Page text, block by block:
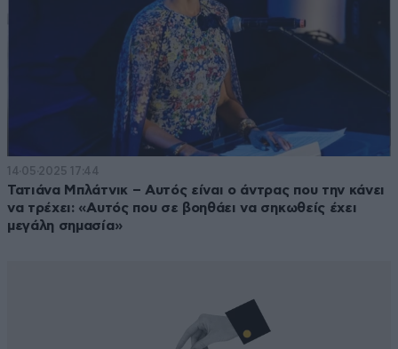
14·05·2025 17:44
Τατιάνα Μπλάτνικ – Αυτός είναι ο άντρας που την κάνει
να τρέχει: «Αυτός που σε βοηθάει να σηκωθείς έχει
μεγάλη σημασία»